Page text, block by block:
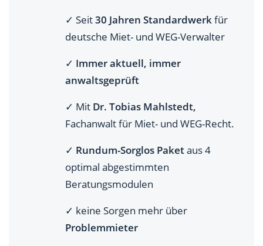
✓ Seit30 Jahren Standardwerkfür
deutsche Miet- und WEG-Verwalter
✓ Immer aktuell, immer
anwaltsgeprüft
✓ Mit Dr. Tobias Mahlstedt,
Fachanwalt für Miet- und WEG-Recht.
✓ Rundum-Sorglos Paketaus 4
optimal abgestimmten
Beratungsmodulen
✓ keine Sorgen mehr über
Problemmieter